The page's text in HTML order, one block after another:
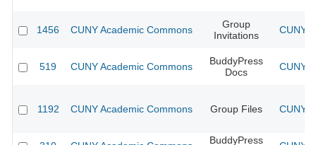
1456 CUNY Academic Commons
Group
Invitations
CUNY
519 CUNY Academic Commons
BuddyPress
Docs
CUNY
1192 CUNY Academic Commons Group Files CUNY
BuddyPress